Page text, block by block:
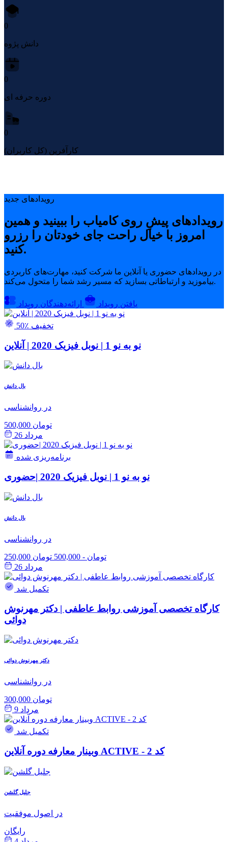
0
دانش پژوه
0
دوره حرفه ای
0
کارآفرین (کل کاربران)
رویدادهای جدید
رویدادهای پیشِ روی کامیاب را ببینید و همین
امروز با خیال راحت جای خودتان را رزرو
کنید.
در رویدادهای حضوری یا آنلاین ما شرکت کنید، مهارت‌های کاربردی
بیاموزید و ارتباطاتی بسازید که مسیر رشد شما را متحول می‌کند.
یافتن رویداد ارائه‌دهندگان رویداد
50٪ تخفیف
نو به نو 1 | نوبل فیزیک 2020 | آنلاین
بال دانش
در روانشناسی
500,000 تومان
مرداد 26
برنامه‌ریزی شده
نو به نو 1 | نوبل فیزیک 2020 |حضوری
بال دانش
در روانشناسی
250,000 تومان - 500,000 تومان
مرداد 26
تکمیل شد
کارگاه تخصصی آموزشی روابط عاطفی | دکتر مهرنوش
دوائی
دکتر مهرنوش دوائی
در روانشناسی
300,000 تومان
مرداد 9
تکمیل شد
وبینار معارفه دوره آنلاین ACTIVE - کد 2
جلیل گلشن
در اصول موفقیت
رایگان